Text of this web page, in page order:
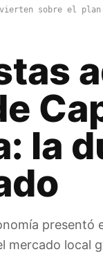
sobre el plan
la
presentó
mercado local